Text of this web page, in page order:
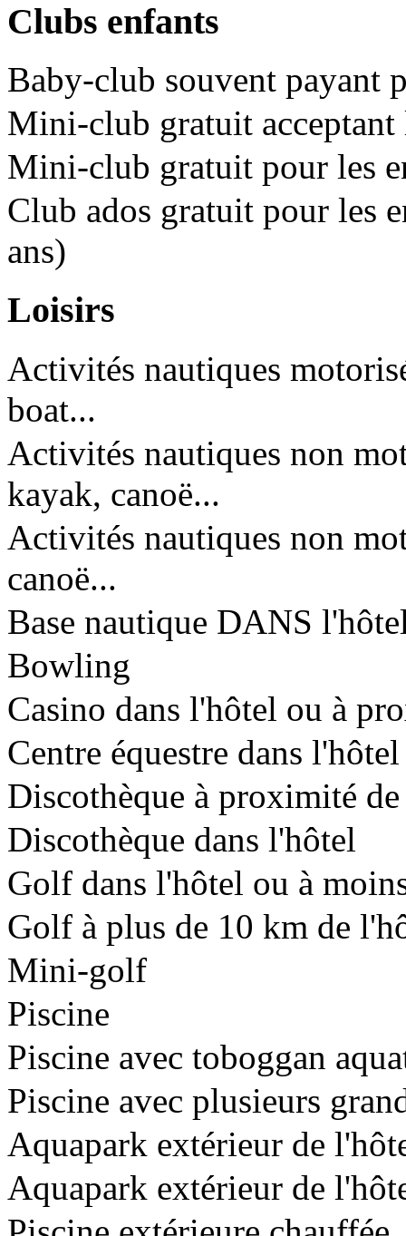
Clubs enfants
Baby-club souvent payant
Mini-club gratuit acceptant
Mini-club gratuit pour les
Club ados gratuit pour les
ans)
Loisirs
Activités nautiques
boat...
Activités nautiques non
kayak, canoë...
Activités nautiques non
canoë...
Base nautique DANS
Bowling
Casino dans l'hôtel ou à
Centre équestre dans
Discothèque à proximité
Discothèque dans l'hôtel
Golf dans l'hôtel ou à
Golf à plus de 10 km de
Mini-golf
Piscine
Piscine avec toboggan
Piscine avec plusieurs
Aquapark extérieur de
Aquapark extérieur de